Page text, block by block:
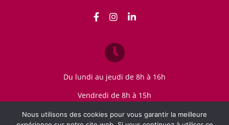
Du lundi au jeudi de 8h à 16h
Vendredi de 8h à 15h
Nous utilisons des cookies pour vous garantir la meilleure